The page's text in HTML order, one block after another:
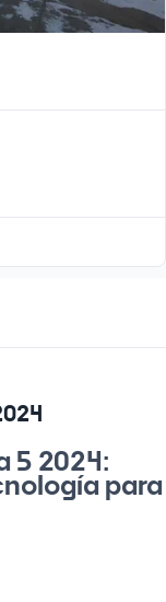
5 2024:
para
en tu día a día